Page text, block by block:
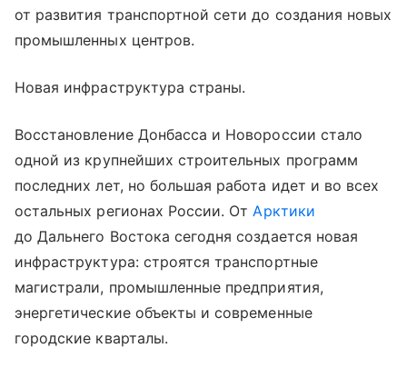
от развития транспортной сети до создания новых
промышленных центров.
Новая инфраструктура страны.
Восстановление Донбасса и Новороссии стало
одной из крупнейших строительных программ
последних лет, но большая работа идет и во всех
остальных регионах России. ОтАрктики
до Дальнего Востока сегодня создается новая
инфраструктура: строятся транспортные
магистрали, промышленные предприятия,
энергетические объекты и современные
городские кварталы.